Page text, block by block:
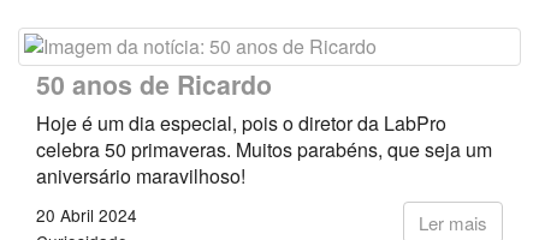
50 anos de Ricardo
Hoje é um dia especial, pois o diretor da LabPro
celebra 50 primaveras. Muitos parabéns, que seja um
aniversário maravilhoso!
Ler mais
20 Abril 2024